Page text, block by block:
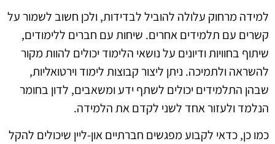
למידה מרחוק עלולה להוביל לבדידות, ולכן חשוב לשמור על
קשרים עם תלמידים אחרים. שיחות עם חברים ללימודים,
שיתוף בחוויות ודיונים על נושאי הלימוד יכולים להוות מקור
להשראה ולתמיכה. ניתן ליצור קבוצות לימוד וירטואליות,
שבהן התלמידים יכולים לשתף ידע ומשאבים, לדון בחומר
הנלמד ולעזור אחד לשני לקדם את הלמידה.
כמו כן, כדאי לקבוע מפגשים חברתיים און-ליין שיכולים להקל